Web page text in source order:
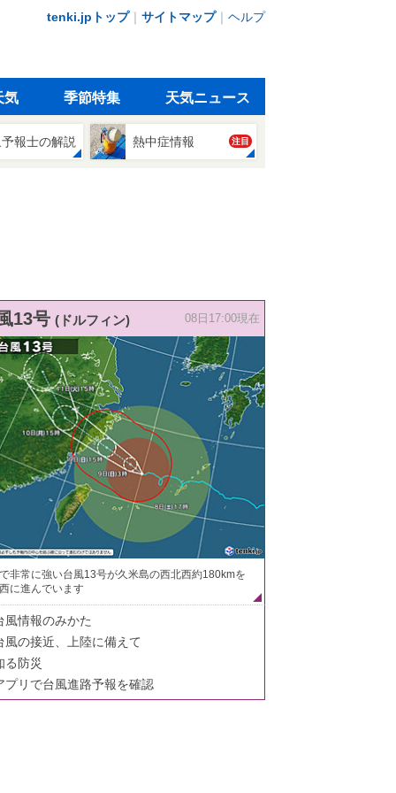
tenki.jpトップ｜ サイトマップ｜ ヘルプ
気 季節特集 天気ニュース
報士の解説 熱中症情報 注目
13号 (ドルフィン) 08日17:00現在
非常に強い台風13号が久米島の西北西約180kmを
に進んでいます
風情報のみかた
風の接近、上陸に備えて
る防災
プリで台風進路予報を確認